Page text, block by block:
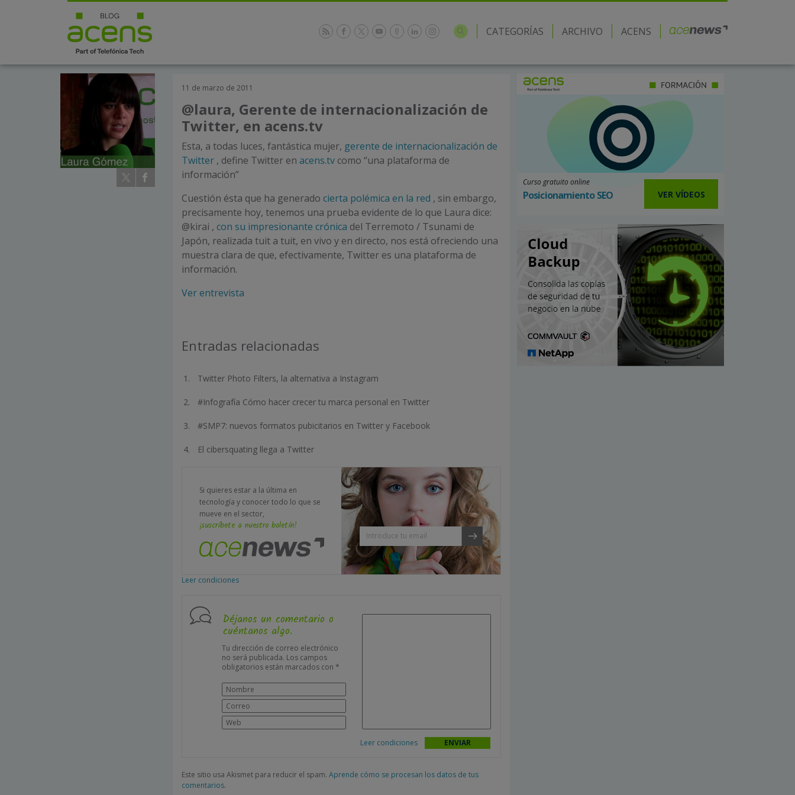
CATEGORÍAS ARCHIVO ACENS
11 de marzo de 2011
@laura, Gerente de internacionalización de
Twitter, en acens.tv
Esta, a todas luces, fantástica mujer, gerente de internacionalización de
Twitter , define Twitter en acens.tv como “una plataforma de
información”
Cuestión ésta que ha generado cierta polémica en la red , sin embargo,
precisamente hoy, tenemos una prueba evidente de lo que Laura dice:
@kirai , con su impresionante crónica del Terremoto / Tsunami de
Japón, realizada tuit a tuit, en vivo y en directo, nos está ofreciendo una
muestra clara de que, efectivamente, Twitter es una plataforma de
información.
Ver entrevista
Entradas relacionadas
Twitter Photo Filters, la alternativa a Instagram
#Infografía Cómo hacer crecer tu marca personal en Twitter
#SMP7: nuevos formatos pubicitarios en Twitter y Facebook
El cibersquating llega a Twitter
Si quieres estar a la última en
tecnología y conocer todo lo que se
mueve en el sector,
¡suscríbete a nuestro boletín!
Leer condiciones
Déjanos un comentario o
cuéntanos algo.
Tu dirección de correo electrónico
no será publicada. Los campos
obligatorios están marcados con *
Leer condiciones
Este sitio usa Akismet para reducir el spam. Aprende cómo se procesan los datos de tus
comentarios.
Curso gratuito online
Posicionamiento SEO VER VÍDEOS